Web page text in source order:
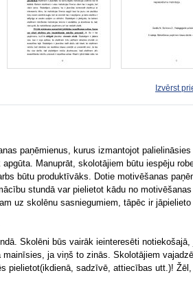
Izvērst
paņēmienus, kurus izmantojot
Manuprāt, skolotājiem būtu iespēju
būtu produktīvāks. Dotie motivēšanas
stundā var pielietot kādu no motivēšanas
uz skolēnu sasniegumiem, tāpēc ir jāpielieto
Skolēni būs vairāk ieinteresēti notiekošajā,
ja viņš to zinās. Skolotājiem
pielietot(ikdienā, sadzīvē, attiecības utt.)!